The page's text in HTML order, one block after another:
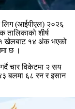
लिग (आईपीएल) २०२६
तालिकाको शीर्ष
खेलबाट १४ अंक भएको
छ ।
चार विकेटमा २ सय
बलमा ६८ रन र इसान